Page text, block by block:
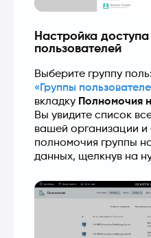
Настройка
пользователей
Выберите группу
«Группы
вкладку Полномочия
Вы увидите список
вашей организации и
полномочия группы
данных, щелкнув на